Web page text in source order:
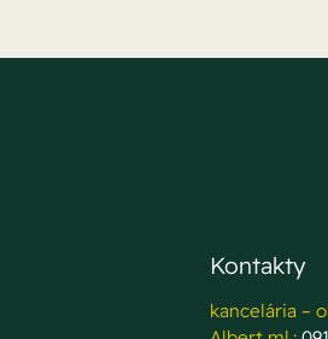
Kontakty
kancelária –